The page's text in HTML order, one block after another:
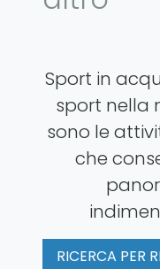
Sport in
sport nella
sono le
che
RICERCA PER